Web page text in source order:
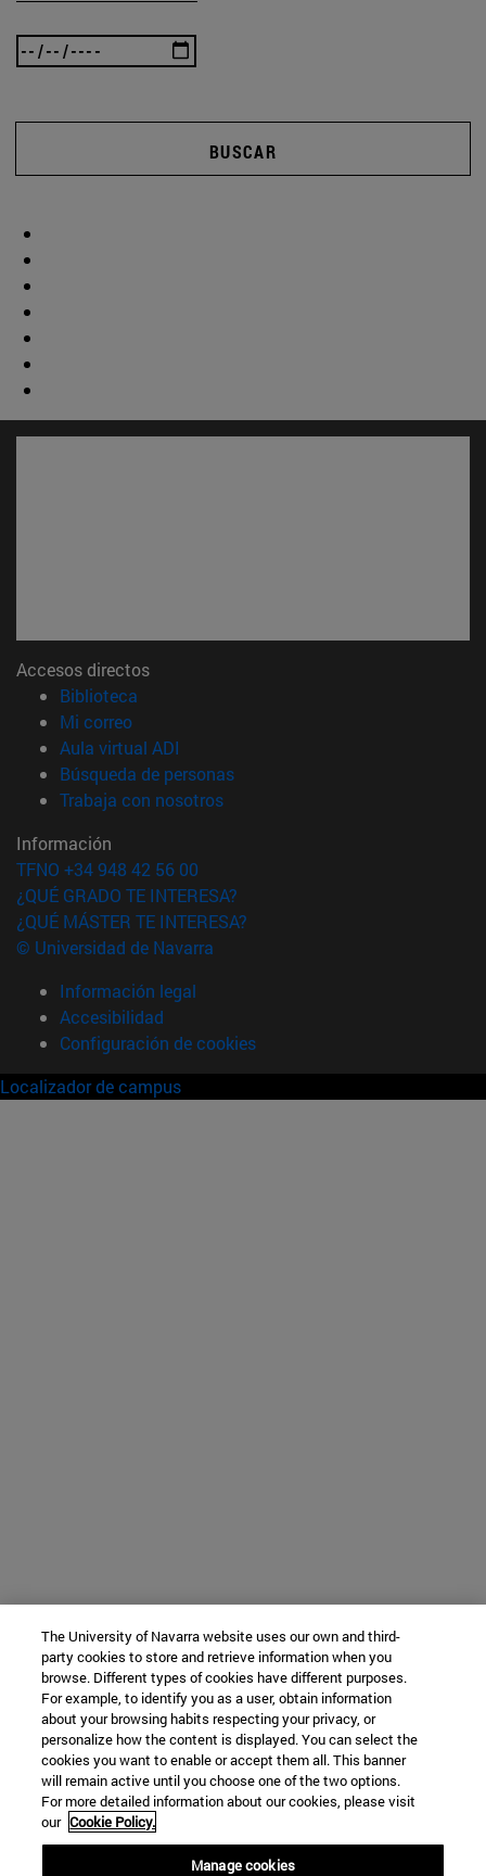
BUSCAR
Accesos directos
Biblioteca
Mi correo(abre en nueva ventana)
Aula virtual ADI
Búsqueda de personas(abre en nueva ventana)
Trabaja con nosotros(abre en nueva ventana)
Información
TFNO +34 948 42 56 00
¿QUÉ GRADO TE INTERESA?
¿QUÉ MÁSTER TE INTERESA?
© Universidad de Navarra
Información legal
Accesibilidad
Configuración de cookies
Localizador de campus
The University of Navarra website uses our own and third-
party cookies to store and retrieve information when you
browse. Different types of cookies have different purposes.
For example, to identify you as a user, obtain information
about your browsing habits respecting your privacy, or
personalize how the content is displayed. You can select the
cookies you want to enable or accept them all. This banner
will remain active until you choose one of the two options.
For more detailed information about our cookies, please visit
our Cookie Policy.
Manage cookies